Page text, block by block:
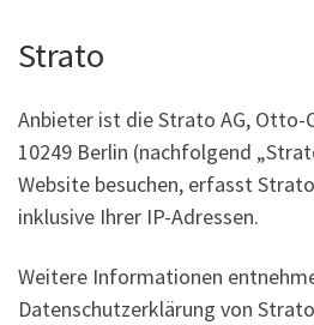
Strato
Anbieter ist die Strato AG,
10249 Berlin (nachfolgend
Website besuchen, erfasst
inklusive Ihrer IP-Adressen.
Weitere Informationen
Datenschutzerklärung von